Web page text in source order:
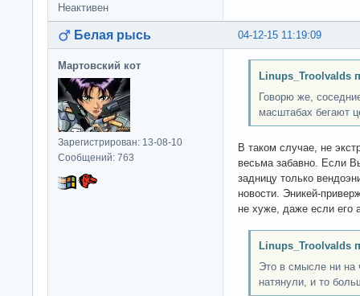
Неактивен
04-12-15 11:19:09
Белая рысь
Мартовский кот
Зарегистрирован: 13-08-10
Сообщений: 763
Linups_Troolvalds
Говорю же,
масштабах бегают
В таком случае, не
весьма забавно. Если
задницу только
новости. Эникей-
не хуже, даже если его
Linups_Troolvalds
Это в смысле ни на
натянули, и то